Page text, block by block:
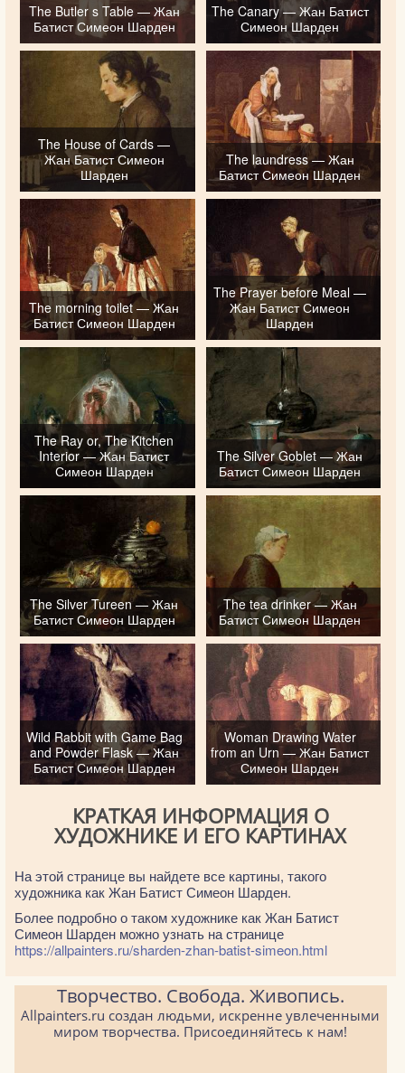
The Butler s Table — Жан
Батист Симеон Шарден
The Canary — Жан Батист
Симеон Шарден
The House of Cards —
Жан Батист Симеон
Шарден
The laundress — Жан
Батист Симеон Шарден
The morning toilet — Жан
Батист Симеон Шарден
The Prayer before Meal —
Жан Батист Симеон
Шарден
The Ray or, The Kitchen
Interior — Жан Батист
Симеон Шарден
The Silver Goblet — Жан
Батист Симеон Шарден
The Silver Tureen — Жан
Батист Симеон Шарден
The tea drinker — Жан
Батист Симеон Шарден
Wild Rabbit with Game Bag
and Powder Flask — Жан
Батист Симеон Шарден
Woman Drawing Water
from an Urn — Жан Батист
Симеон Шарден
КРАТКАЯ ИНФОРМАЦИЯ О
ХУДОЖНИКЕ И ЕГО КАРТИНАХ
На этой странице вы найдете все картины, такого
художника как Жан Батист Симеон Шарден.
Более подробно о таком художнике как Жан Батист
Симеон Шарден можно узнать на странице
https://allpainters.ru/sharden-zhan-batist-simeon.html
Творчество. Свобода. Живопись.
Allpainters.ru создан людьми, искренне увлеченными
миром творчества. Присоединяйтесь к нам!